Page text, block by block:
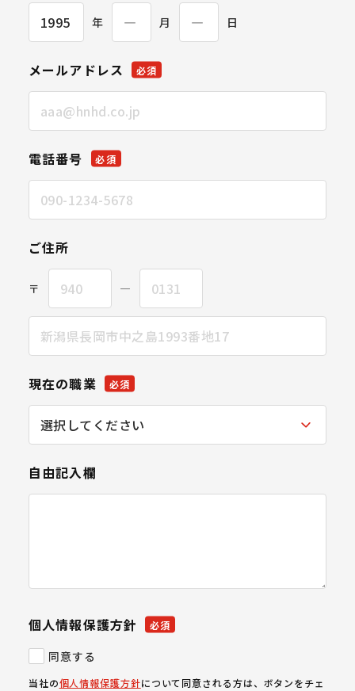
年 月 日
メールアドレス 必須
電話番号 必須
ご住所
〒 ―
現在の職業 必須
自由記入欄
個人情報保護方針 必須
同意する
当社の個人情報保護方針について同意される方は、ボタンをチェ